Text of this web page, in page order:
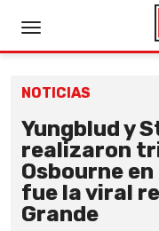
NOTICIAS
Yungblud y
realizaron
Osbourne
fue la viral
Grande